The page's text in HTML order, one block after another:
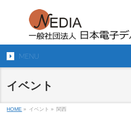
MENU
イベント
HOME » イベント » 関西